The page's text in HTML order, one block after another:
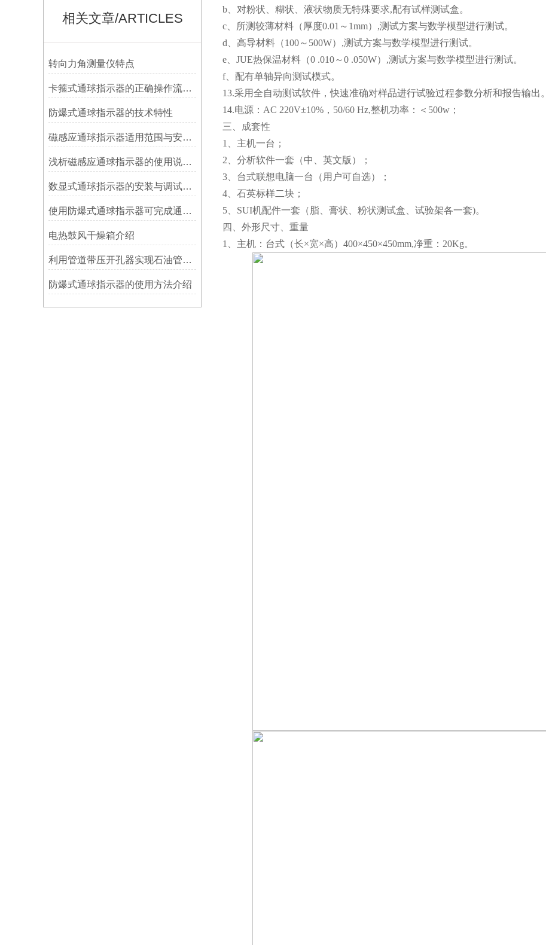
相关文章/ARTICLES
转向力角测量仪特点
卡箍式通球指示器的正确操作流程介绍
防爆式通球指示器的技术特性
磁感应通球指示器适用范围与安装方法
浅析磁感应通球指示器的使用说明及特点
数显式通球指示器的安装与调试技巧
使用防爆式通球指示器可完成通球指示功能
电热鼓风干燥箱介绍
利用管道带压开孔器实现石油管道通过指示器的在线维修
防爆式通球指示器的使用方法介绍
b、对粉状、糊状、液状物质无特殊要求,配有试样测试盒。
c、所测较薄材料（厚度0.01～1mm）,测试方案与数学模型进行测试。
d、高导材料（100～500W）,测试方案与数学模型进行测试。
e、JUE热保温材料（0 .010～0 .050W）,测试方案与数学模型进行测试。
f、配有单轴异向测试模式。
13.采用全自动测试软件，快速准确对样品进行试验过程参数分析和报告输出。
14.电源：AC 220V±10%，50/60 Hz,整机功率：＜500w；
三、成套性
1、主机一台；
2、分析软件一套（中、英文版）；
3、台式联想电脑一台（用户可自选）；
4、石英标样二块；
5、SUI机配件一套（脂、膏状、粉状测试盒、试验架各一套)。
四、外形尺寸、重量
1、主机：台式（长×宽×高）400×450×450mm,净重：20Kg。